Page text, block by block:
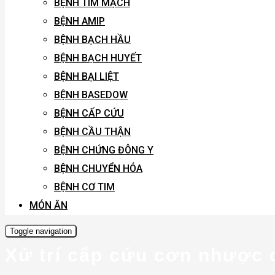
BỆNH TIM MẠCH
BỆNH AMIP
BỆNH BẠCH HẦU
BỆNH BẠCH HUYẾT
BỆNH BẠI LIỆT
BỆNH BASEDOW
BỆNH CẤP CỨU
BỆNH CẦU THẬN
BỆNH CHỨNG ĐÔNG Y
BỆNH CHUYỂN HÓA
BỆNH CƠ TIM
MÓN ĂN
Toggle navigation